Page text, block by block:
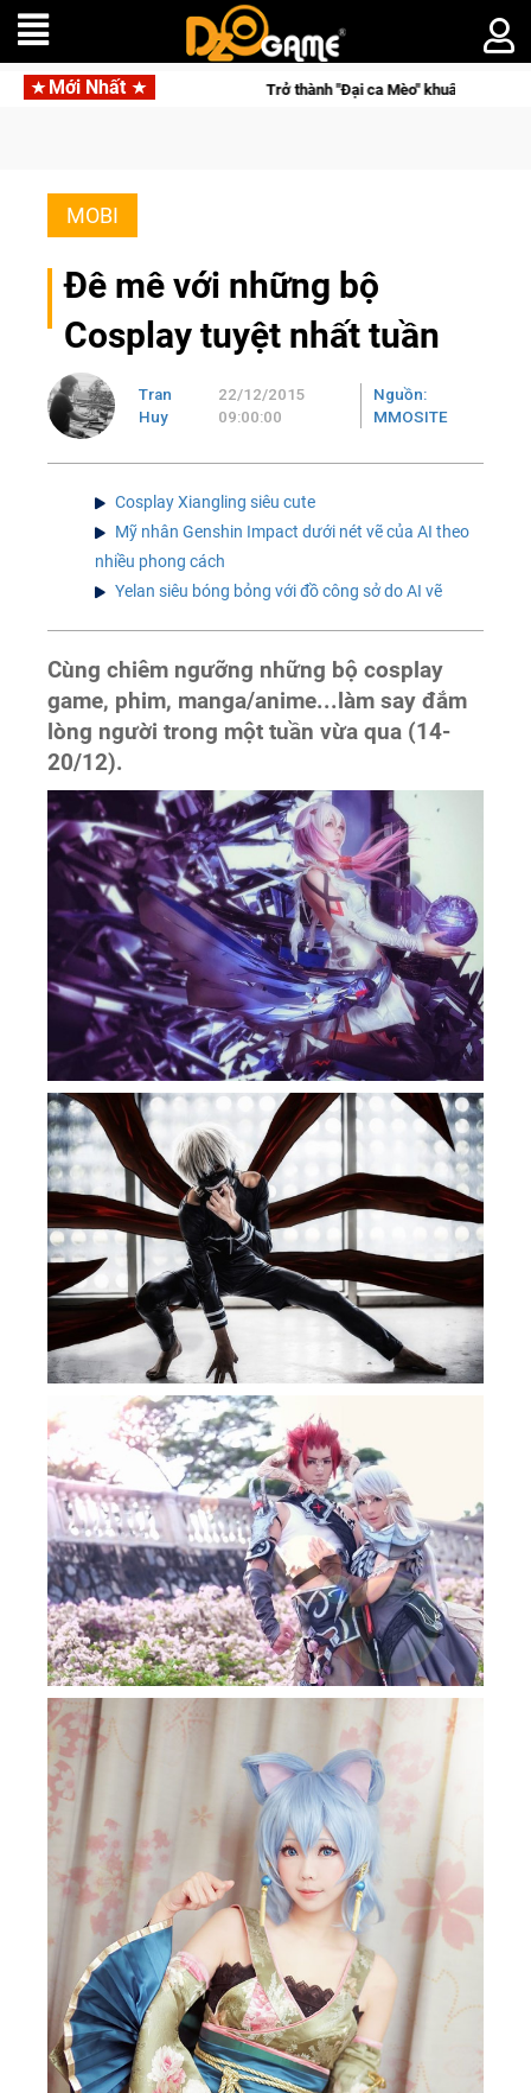
Mới Nhất
trong Cat Mafia
MOBI
Đê mê với những bộ
Cosplay tuyệt nhất tuần
Tran
Huy
22/12/2015
09:00:00
Nguồn:
MMOSITE
Cosplay Xiangling siêu cute
Mỹ nhân Genshin Impact dưới nét vẽ của AI theo
nhiều phong cách
Yelan siêu bóng bỏng với đồ công sở do AI vẽ
Cùng chiêm ngưỡng những bộ cosplay
game, phim, manga/anime...làm say đắm
lòng người trong một tuần vừa qua (14-
20/12).